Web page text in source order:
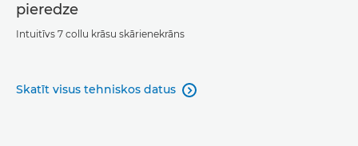
pieredze
Intuitīvs 7 collu krāsu skārienekrāns
Skatīt visus tehniskos datus 